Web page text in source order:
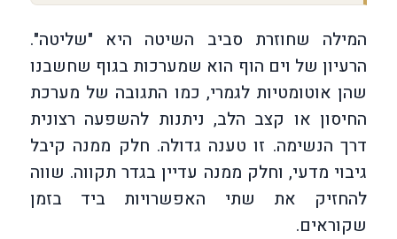
המילה שחוזרת סביב השיטה היא "שליטה".
הרעיון של וים הוף הוא שמערכות בגוף שחשבנו
שהן אוטומטיות לגמרי, כמו התגובה של מערכת
החיסון או קצב הלב, ניתנות להשפעה רצונית
דרך הנשימה. זו טענה גדולה. חלק ממנה קיבל
גיבוי מדעי, וחלק ממנה עדיין בגדר תקווה. שווה
להחזיק את שתי האפשרויות ביד בזמן
שקוראים.